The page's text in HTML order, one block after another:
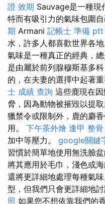
證 效期 Sauvage是一種現
特而有吸引力的氣味包圍
期 Armani 記帳士 準備 ptt
水，許多人都喜歡世界各地
氣味是一種真正的經典，
是由屬於前列腺穆斯基多
的，在夫妻的選擇中起著重
士 成績 查詢 這些鹿現在
脅，因為動物被摧毀以提取
獵禁令或限制外，鹿的麝
用。 下午茶外燴 逢甲 整骨
加中等壓力。 google關鍵
習慣於簡單地使用無洗臉
將其應用於毛巾，淺色或
還將更詳細地處理每種氣味
型，但我們只會更詳細地
照 如果您不想依靠我們的